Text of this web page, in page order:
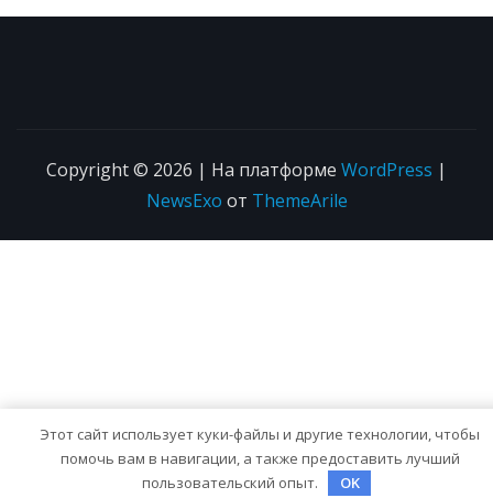
Copyright © 2026 | На платформе WordPress |
NewsExo от ThemeArile
Этот сайт использует куки-файлы и другие технологии, чтобы
помочь вам в навигации, а также предоставить лучший
пользовательский опыт.
OK